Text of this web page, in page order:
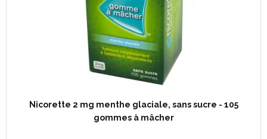
Nicorette 2 mg menthe glaciale, sans sucre - 105
gommes à mâcher